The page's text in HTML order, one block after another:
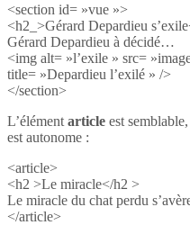
<section id= »vue »>
<h2_>Gérard Depardieu
Gérard Depardieu à décidé…
<img alt= »l’exile » src=
title= »Depardieu l’exilé » />
</section>
L’élément article est
est autonome :
<article>
<h2 >Le miracle</h2 >
Le miracle du chat perdu
</article>